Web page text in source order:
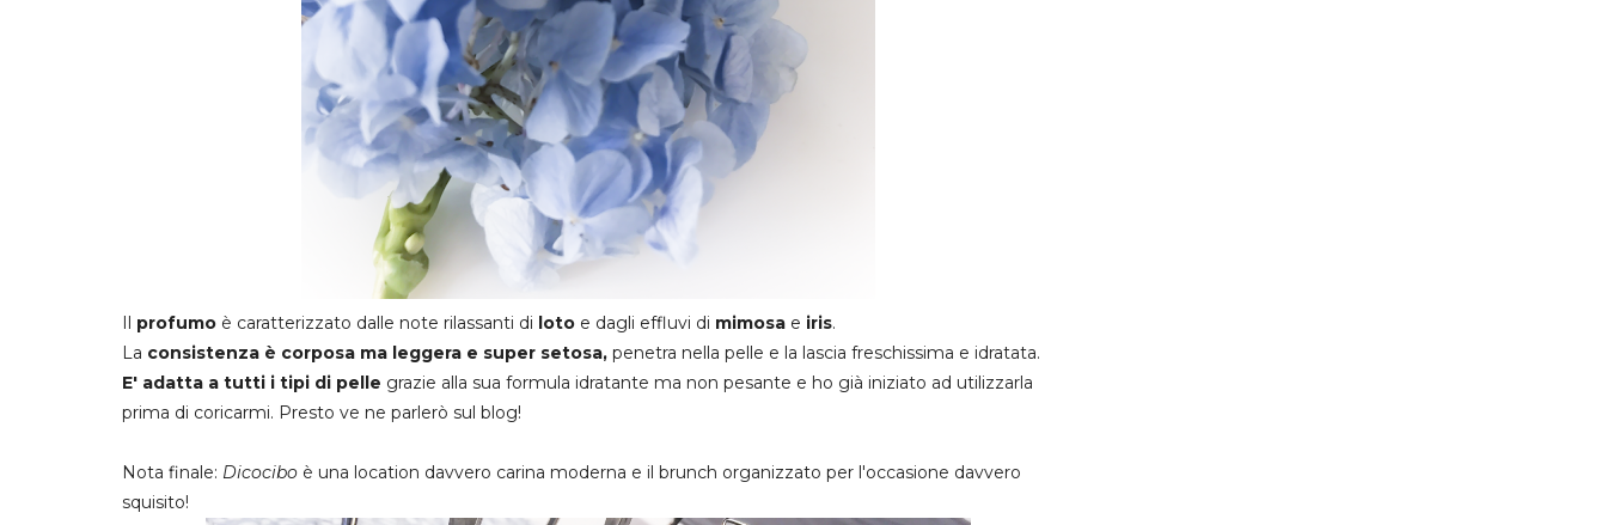
Il profumo è caratterizzato dalle note rilassanti di loto e dagli effluvi di mimosa e iris.
La consistenza è corposa ma leggera e super setosa, penetra nella pelle e la lascia freschissima e idratata.
E' adatta a tutti i tipi di pelle grazie alla sua formula idratante ma non pesante e ho già iniziato ad utilizzarla
prima di coricarmi. Presto ve ne parlerò sul blog!
Nota finale: Dicocibo è una location davvero carina moderna e il brunch organizzato per l'occasione davvero
squisito!